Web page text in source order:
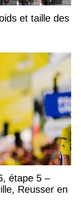
et taille des
étape 5 –
Reusser en